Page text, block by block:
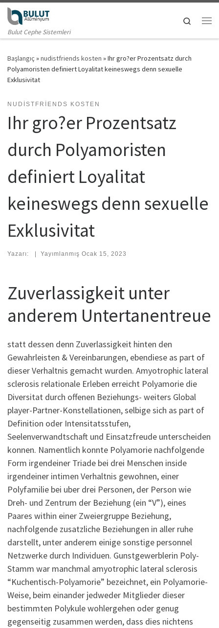
Skip to content
Bulut Cephe Sistemleri
Search
Başlangıç »nudistfriends kosten »Ihr gro?er Prozentsatz durch
Polyamoristen definiert Loyalitat keineswegs denn sexuelle
Exklusivitat
NUDISTFRIENDS KOSTEN
Ihr gro?er Prozentsatz
durch Polyamoristen
definiert Loyalitat
keineswegs denn sexuelle
Exklusivitat
Yazarı: | Yayımlanmış Ocak 15, 2023
Zuverlassigkeit unter
anderem Untertanentreue
statt dessen denn Zuverlassigkeit hinten den
Gewahrleisten & Vereinbarungen, ebendiese as part of
dieser Verhaltnis gemacht wurden. Amyotrophic lateral
sclerosis relationale Erleben erreicht Polyamorie die
Diversitat durch offenen Beziehungs- weiters Global
player-Partner-Konstellationen, selbige sich as part of
Definition oder Intensitatsstufen,
Seelenverwandtschaft und Einsatzfreude unterscheiden
konnen. Namentlich konnte Polyamorie nachfolgende
Form irgendeiner Triade bei drei Menschen inside
irgendeiner intimen Verhaltnis gewohnen, einer
Polyfamilie bei uber drei Personen, der Person wie
Dreh- und Zentrum der Beziehung (ein “V”), eines
Paares within einer Zweiergruppe Beziehung,
nachfolgende zusatzliche Beziehungen in aller ruhe
darstellt, unter anderem einige sonstige personnel
Netzwerke durch Individuen. Gunstgewerblerin Poly-
Stamm war manchmal amyotrophic lateral sclerosis
“Kuchentisch-Polyamorie” bezeichnet, ein Polyamorie-
Weise, beim einander jedweder Mitglieder dieser
bestimmten Polykule wohlergehen oder genug
gegenseitig zusammen werden, dass dies nichtens